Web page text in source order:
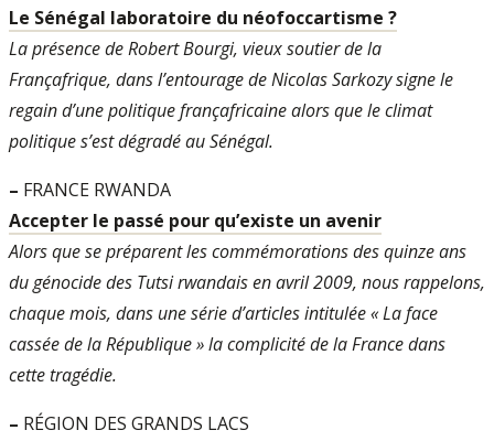
Le Sénégal laboratoire du néofoccartisme ?
La présence de Robert Bourgi, vieux soutier de la
Françafrique, dans l’entourage de Nicolas Sarkozy signe le
regain d’une politique françafricaine alors que le climat
politique s’est dégradé au Sénégal.
– FRANCE RWANDA
Accepter le passé pour qu’existe un avenir
Alors que se préparent les commémorations des quinze ans
du génocide des Tutsi rwandais en avril 2009, nous rappelons,
chaque mois, dans une série d’articles intitulée « La face
cassée de la République » la complicité de la France dans
cette tragédie.
– RÉGION DES GRANDS LACS